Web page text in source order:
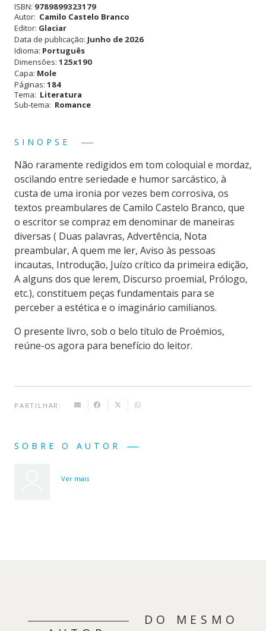
ISBN: 9789899323179
Autor: Camilo Castelo Branco
Editor: Glaciar
Data de publicação: Junho de 2026
Idioma: Português
Dimensões: 125x190
Capa: Mole
Páginas: 184
Tema: Literatura
Sub-tema: Romance
SINOPSE
Não raramente redigidos em tom coloquial e mordaz,
oscilando entre seriedade e humor sarcástico, à
custa de uma ironia por vezes bem corrosiva, os
textos preambulares de Camilo Castelo Branco, que
o escritor se compraz em denominar de maneiras
diversas ( Duas palavras, Advertência, Nota
preambular, A quem me ler, Aviso às pessoas
incautas, Introdução, Juízo crítico da primeira edição,
A alguns dos que lerem, Discurso proemial, Prólogo,
etc.), constituem peças fundamentais para se
perceber a estética e o imaginário camilianos.
O presente livro, sob o belo título de Proémios,
reúne-os agora para benefício do leitor.
PARTILHAR:
SOBRE O AUTOR
Ver mais
DO MESMO